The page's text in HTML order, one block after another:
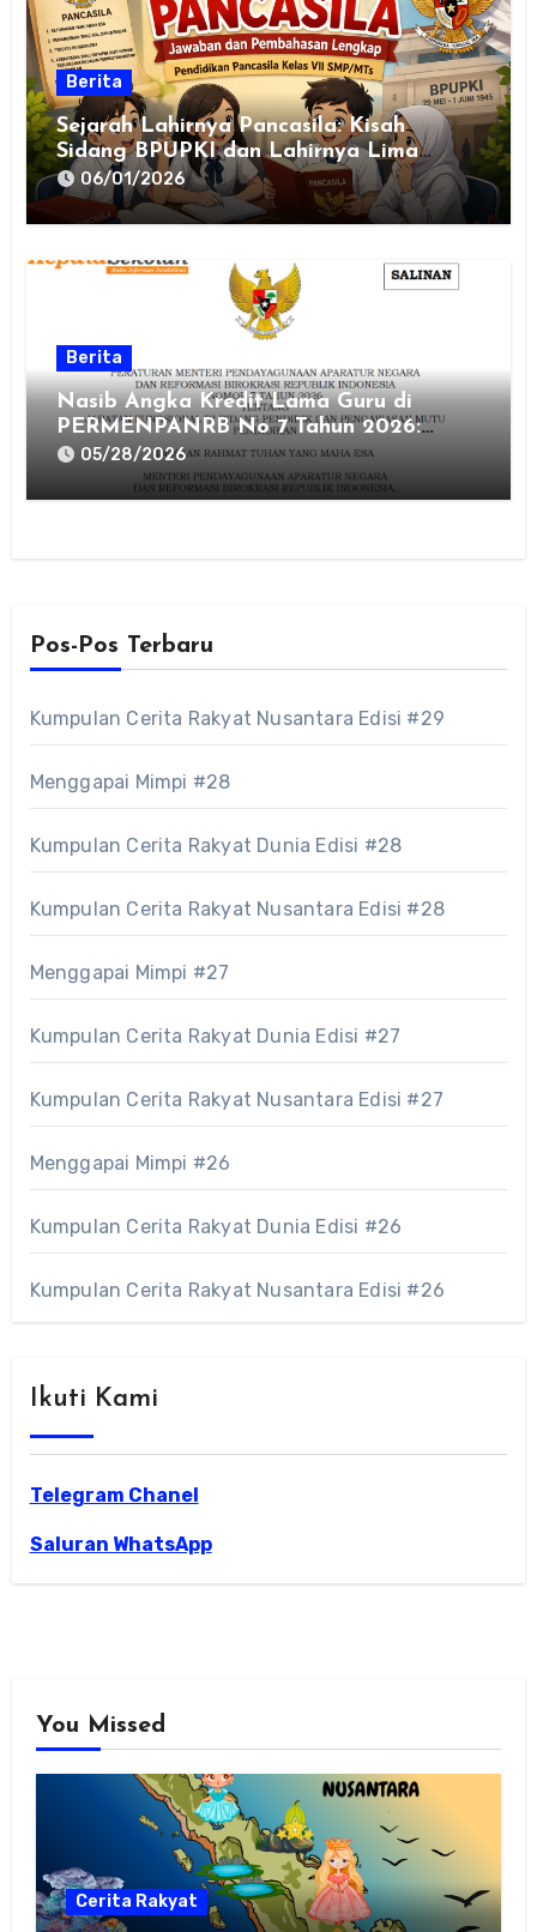
Berita
Sejarah Lahirnya Pancasila: Kisah
Sidang BPUPKI dan Lahirnya Lima
Dasar Negara
06/01/2026
Berita
Nasib Angka Kredit Lama Guru di
PERMENPANRB No 7 Tahun 2026:
Hangus atau Aman?
05/28/2026
Pos-Pos Terbaru
Kumpulan Cerita Rakyat Nusantara Edisi #29
Menggapai Mimpi #28
Kumpulan Cerita Rakyat Dunia Edisi #28
Kumpulan Cerita Rakyat Nusantara Edisi #28
Menggapai Mimpi #27
Kumpulan Cerita Rakyat Dunia Edisi #27
Kumpulan Cerita Rakyat Nusantara Edisi #27
Menggapai Mimpi #26
Kumpulan Cerita Rakyat Dunia Edisi #26
Kumpulan Cerita Rakyat Nusantara Edisi #26
Ikuti Kami
Telegram Chanel
Saluran WhatsApp
You Missed
Cerita Rakyat